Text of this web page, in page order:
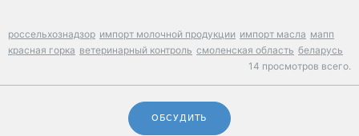
россельхознадзор импорт молочной продукции импорт масла мапп
красная горка ветеринарный контроль смоленская область беларусь
14 просмотров всего.
ОБСУДИТЬ